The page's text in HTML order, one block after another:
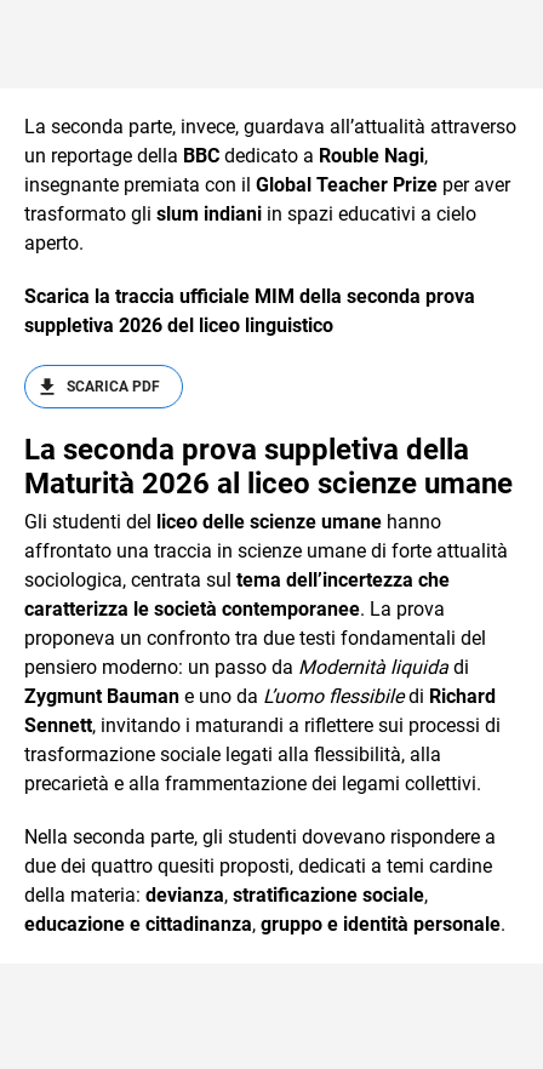
La seconda parte, invece, guardava all’attualità attraverso
un reportage della BBC dedicato a Rouble Nagi,
insegnante premiata con il Global Teacher Prize per aver
trasformato gli slum indiani in spazi educativi a cielo
aperto.
Scarica la traccia ufficiale MIM della seconda prova
suppletiva 2026 del liceo linguistico
SCARICA PDF
La seconda prova suppletiva della
Maturità 2026 al liceo scienze umane
Gli studenti del liceo delle scienze umane hanno
affrontato una traccia in scienze umane di forte attualità
sociologica, centrata sul tema dell’incertezza che
caratterizza le società contemporanee. La prova
proponeva un confronto tra due testi fondamentali del
pensiero moderno: un passo da Modernità liquida di
Zygmunt Bauman e uno da L’uomo flessibiledi Richard
Sennett, invitando i maturandi a riflettere sui processi di
trasformazione sociale legati alla flessibilità, alla
precarietà e alla frammentazione dei legami collettivi.
Nella seconda parte, gli studenti dovevano rispondere a
due dei quattro quesiti proposti, dedicati a temi cardine
della materia: devianza, stratificazione sociale,
educazione e cittadinanza, gruppo e identità personale.